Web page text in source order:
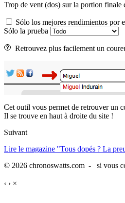
Trop de vent (dos) sur la portion finale
Sólo los mejores rendimientos por
Sólo la prueba
Retrouvez plus facilement un
Cet outil vous permet de retrouver un
Il se trouve en haut à droite du site !
Suivant
Lire le magazine "Tous dopés ? La
© 2026 chronoswatts.com - si vous
‹ › ×